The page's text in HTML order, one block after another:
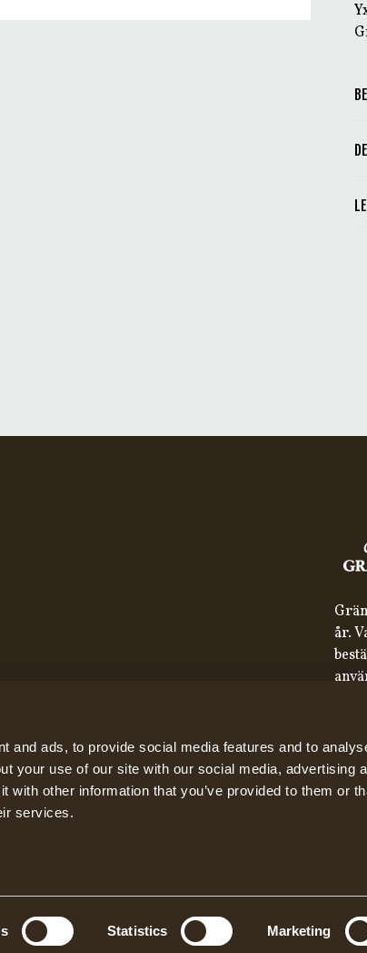
and ads, to provide social media features and to
your use of our site with our social media, advertising
with other information that you’ve provided to them or
services.
Statistics Marketing
år.